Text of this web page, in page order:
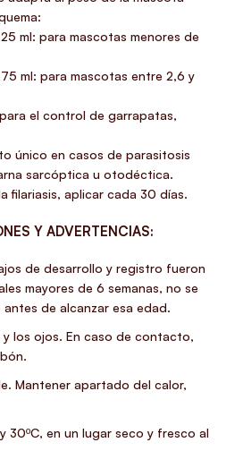
ml: para mascotas menores de
ml: para mascotas entre 2,6 y
el control de garrapatas,
único en casos de parasitosis
sarcóptica u otodéctica.
filariasis, aplicar cada 30 días.
Y ADVERTENCIAS:
de desarrollo y registro fueron
mayores de 6 semanas, no se
de alcanzar esa edad.
y los ojos. En caso de contacto,
Mantener apartado del calor,
30ºC, en un lugar seco y fresco al